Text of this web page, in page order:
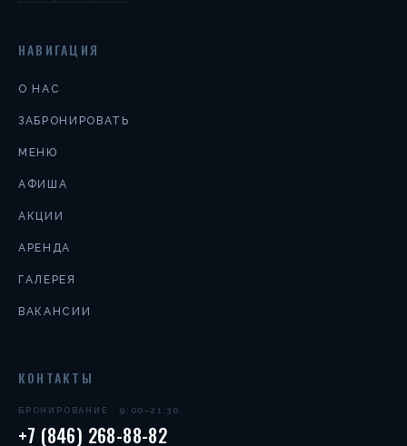
НАВИГАЦИЯ
О НАС
ЗАБРОНИРОВАТЬ
МЕНЮ
АФИША
АКЦИИ
АРЕНДА
ГАЛЕРЕЯ
ВАКАНСИИ
КОНТАКТЫ
БРОНИРОВАНИЕ · 9:00–21:30
+7 (846) 268-88-82